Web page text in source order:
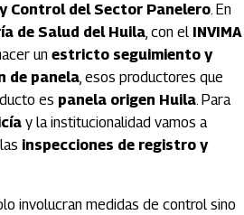
Control del Sector Panelero. En
de Salud del Huila, con el INVIMA
un estricto seguimiento y
de panela, esos productores que
es panela origen Huila. Para
y la institucionalidad vamos a
inspecciones de registro y
involucran medidas de control sino